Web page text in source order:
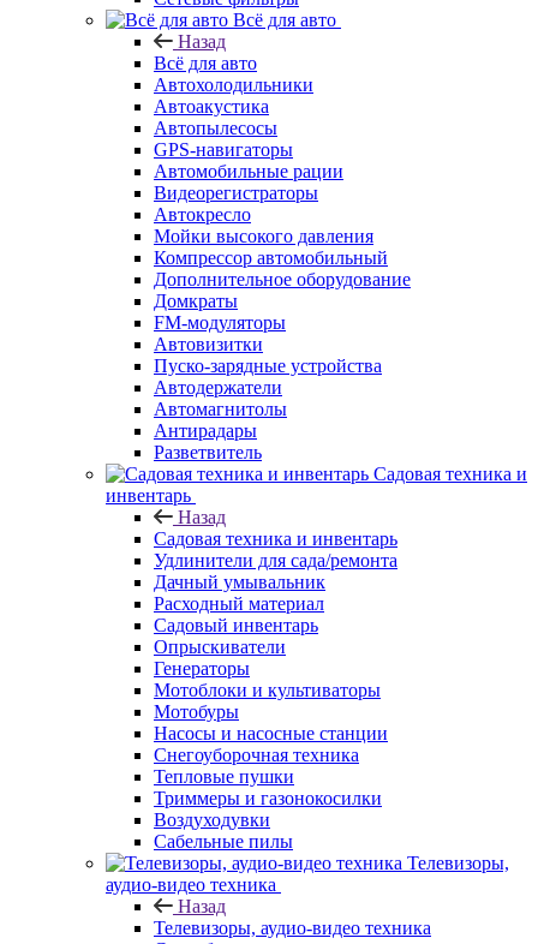
Всё для авто
Назад
Всё для авто
Автохолодильники
Автоакустика
Автопылесосы
GPS-навигаторы
Автомобильные рации
Видеорегистраторы
Автокресло
Мойки высокого давления
Компрессор автомобильный
Дополнительное оборудование
Домкраты
FM-модуляторы
Автовизитки
Пуско-зарядные устройства
Автодержатели
Автомагнитолы
Антирадары
Разветвитель
Садовая техника и
инвентарь
Назад
Садовая техника и инвентарь
Удлинители для сада/ремонта
Дачный умывальник
Расходный материал
Садовый инвентарь
Опрыскиватели
Генераторы
Мотоблоки и культиваторы
Мотобуры
Насосы и насосные станции
Снегоуборочная техника
Тепловые пушки
Триммеры и газонокосилки
Воздуходувки
Сабельные пилы
Телевизоры,
аудио-видео техника
Назад
Телевизоры, аудио-видео техника